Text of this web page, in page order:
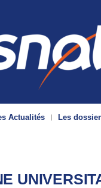
Actualités Les